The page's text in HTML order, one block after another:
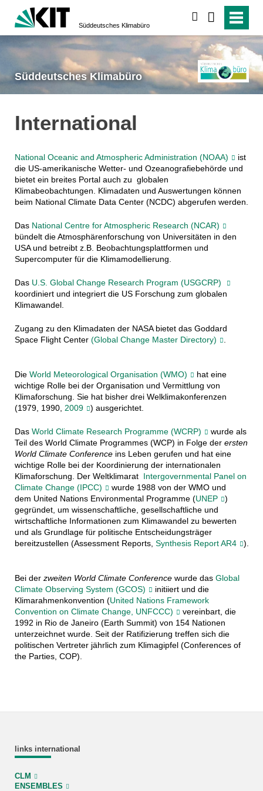
Süddeutsches Klimabüro
Süddeutsches Klimabüro
International
National Oceanic and Atmospheric Administration (NOAA)
ist
die US-amerikanische Wetter- und Ozeanografiebehörde und
bietet ein breites Portal auch zu globalen
Klimabeobachtungen. Klimadaten und Auswertungen können
beim National Climate Data Center (NCDC) abgerufen werden.
Das National Centre for Atmospheric Research (NCAR)
bündelt die Atmosphärenforschung von Universitäten in den
USA und betreibt z.B. Beobachtungsplattformen und
Supercomputer für die Klimamodellierung.
Das U.S. Global Change Research Program (USGCRP)
koordiniert und integriert die US Forschung zum globalen
Klimawandel.
Zugang zu den Klimadaten der NASA bietet das Goddard
Space Flight Center (Global Change Master Directory) .
Die World Meteorological Organisation (WMO)
hat eine
wichtige Rolle bei der Organisation und Vermittlung von
Klimaforschung. Sie hat bisher drei Welklimakonferenzen
(1979, 1990, 2009 ) ausgerichtet.
Das World Climate Research Programme (WCRP)
wurde als
Teil des World Climate Programmes (WCP) in Folge der ersten
World Climate Conference ins Leben gerufen und hat eine
wichtige Rolle bei der Koordinierung der internationalen
Klimaforschung. Der Weltklimarat Intergovernmental Panel on
Climate Change (IPCC)
wurde 1988 von der WMO und
dem United Nations Environmental Programme (UNEP
)
gegründet, um wissenschaftliche, gesellschaftliche und
wirtschaftliche Informationen zum Klimawandel zu bewerten
und als Grundlage für politische Entscheidungsträger
bereitzustellen (Assessment Reports, Synthesis Report AR4 ).
Bei der zweiten World Climate Conferencewurde das Global
Climate Observing System (GCOS)
initiiert und die
Klimarahmenkonvention (United Nations Framework
Convention on Climate Change, UNFCCC)
vereinbart, die
1992 in Rio de Janeiro (Earth Summit) von 154 Nationen
unterzeichnet wurde. Seit der Ratifizierung treffen sich die
politischen Vertreter jährlich zum Klimagipfel (Conferences of
the Parties, COP).
links international
CLM
ENSEMBLES